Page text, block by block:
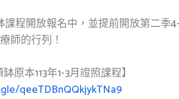
程開放報名中，並提前開放第二季
師的行列！
原本113年1-3月證照課程】
qeeTDBnQQkjykTNa9